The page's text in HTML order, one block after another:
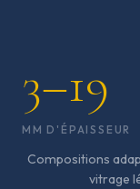
3–19
MM D'ÉPAISSEUR
Compositions
vitrage